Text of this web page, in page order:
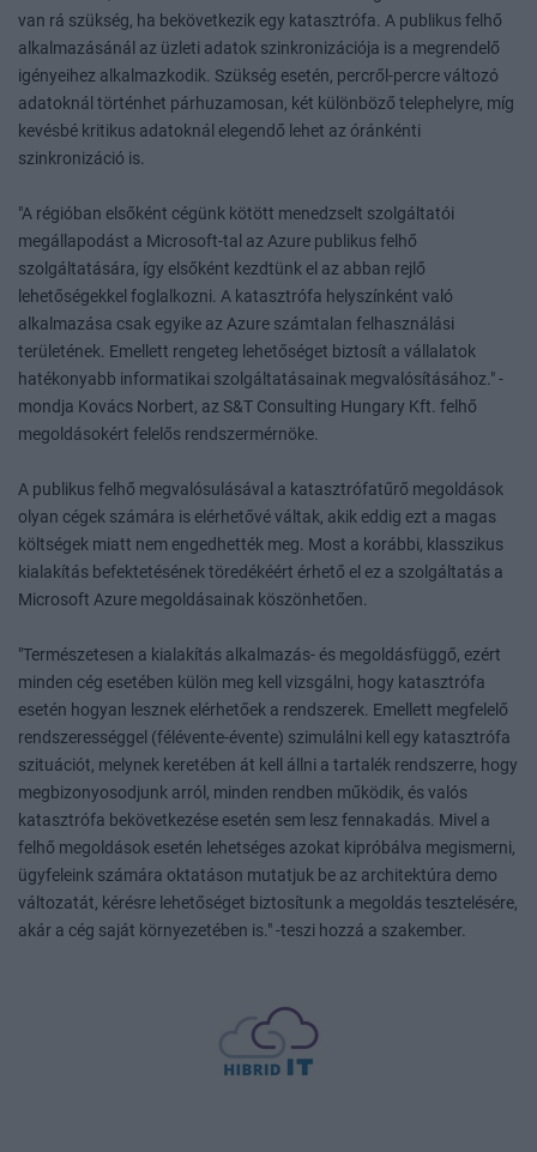
van rá szükség, ha bekövetkezik egy katasztrófa. A publikus felhő
alkalmazásánál az üzleti adatok szinkronizációja is a megrendelő
igényeihez alkalmazkodik. Szükség esetén, percről-percre változó
adatoknál történhet párhuzamosan, két különböző telephelyre, míg
kevésbé kritikus adatoknál elegendő lehet az óránkénti
szinkronizáció is.
"A régióban elsőként cégünk kötött menedzselt szolgáltatói
megállapodást a Microsoft-tal az Azure publikus felhő
szolgáltatására, így elsőként kezdtünk el az abban rejlő
lehetőségekkel foglalkozni. A katasztrófa helyszínként való
alkalmazása csak egyike az Azure számtalan felhasználási
területének. Emellett rengeteg lehetőséget biztosít a vállalatok
hatékonyabb informatikai szolgáltatásainak megvalósításához." -
mondja Kovács Norbert, az S&T Consulting Hungary Kft. felhő
megoldásokért felelős rendszermérnöke.
A publikus felhő megvalósulásával a katasztrófatűrő megoldások
olyan cégek számára is elérhetővé váltak, akik eddig ezt a magas
költségek miatt nem engedhették meg. Most a korábbi, klasszikus
kialakítás befektetésének töredékéért érhető el ez a szolgáltatás a
Microsoft Azure megoldásainak köszönhetően.
"Természetesen a kialakítás alkalmazás- és megoldásfüggő, ezért
minden cég esetében külön meg kell vizsgálni, hogy katasztrófa
esetén hogyan lesznek elérhetőek a rendszerek. Emellett megfelelő
rendszerességgel (félévente-évente) szimulálni kell egy katasztrófa
szituációt, melynek keretében át kell állni a tartalék rendszerre, hogy
megbizonyosodjunk arról, minden rendben működik, és valós
katasztrófa bekövetkezése esetén sem lesz fennakadás. Mivel a
felhő megoldások esetén lehetséges azokat kipróbálva megismerni,
ügyfeleink számára oktatáson mutatjuk be az architektúra demo
változatát, kérésre lehetőséget biztosítunk a megoldás tesztelésére,
akár a cég saját környezetében is." -teszi hozzá a szakember.